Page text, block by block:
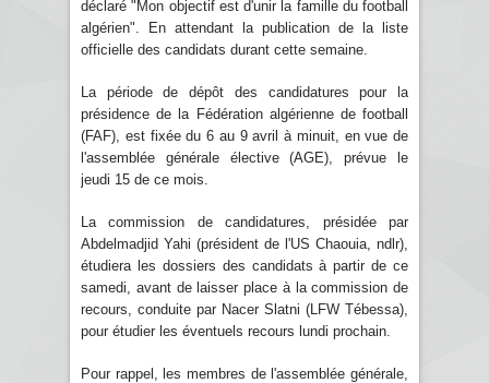
déclaré "Mon objectif est d'unir la famille du football
algérien". En attendant la publication de la liste
officielle des candidats durant cette semaine.
La période de dépôt des candidatures pour la
présidence de la Fédération algérienne de football
(FAF), est fixée du 6 au 9 avril à minuit, en vue de
l'assemblée générale élective (AGE), prévue le
jeudi 15 de ce mois.
La commission de candidatures, présidée par
Abdelmadjid Yahi (président de l'US Chaouia, ndlr),
étudiera les dossiers des candidats à partir de ce
samedi, avant de laisser place à la commission de
recours, conduite par Nacer Slatni (LFW Tébessa),
pour étudier les éventuels recours lundi prochain.
Pour rappel, les membres de l'assemblée générale,